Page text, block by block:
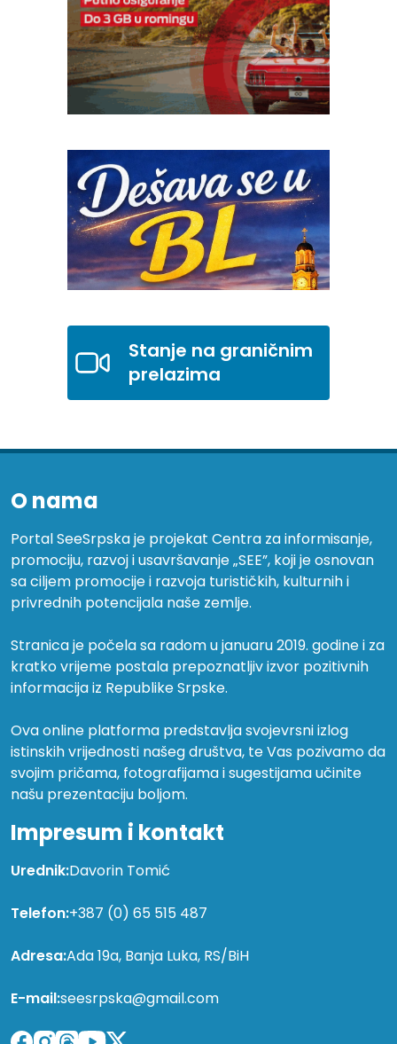
Stanje na graničnim
prelazima
O nama
Portal SeeSrpska je projekat Centra za informisanje,
promociju, razvoj i usavršavanje „SEE”, koji je osnovan
sa ciljem promocije i razvoja turističkih, kulturnih i
privrednih potencijala naše zemlje.
Stranica je počela sa radom u januaru 2019. godine i za
kratko vrijeme postala prepoznatljiv izvor pozitivnih
informacija iz Republike Srpske.
Ova online platforma predstavlja svojevrsni izlog
istinskih vrijednosti našeg društva, te Vas pozivamo da
svojim pričama, fotografijama i sugestijama učinite
našu prezentaciju boljom.
Impresum i kontakt
Urednik:Davorin Tomić
Telefon:+387 (0) 65 515 487
Adresa:Ada 19a, Banja Luka, RS/BiH
E-mail:seesrpska@gmail.com